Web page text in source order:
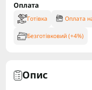
Оплата
Готівка Оплата
Безготівковий (+4%)
Опис